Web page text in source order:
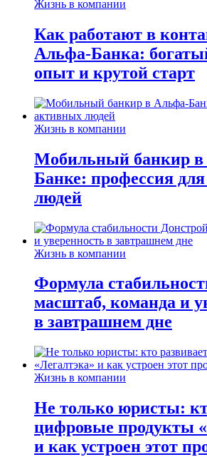
Жизнь в компании
Как работают в
Альфа-Банка:
опыт и крутой старт
Жизнь в компании
Мобильный банкир
Банке: профессия
людей
Жизнь в компании
Формула
масштаб, команда и
в завтрашнем дне
Жизнь в компании
Не только юристы:
цифровые продукты
и как устроен этот